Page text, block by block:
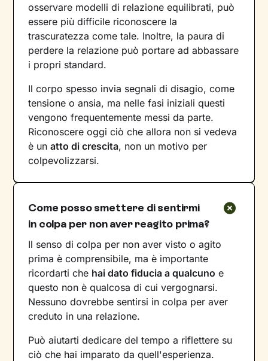
osservare modelli di relazione equilibrati, può
essere più difficile riconoscere la
trascuratezza come tale. Inoltre, la paura di
perdere la relazione può portare ad abbassare
i propri standard.
Il corpo spesso invia segnali di disagio, come
tensione o ansia, ma nelle fasi iniziali questi
vengono frequentemente messi da parte.
Riconoscere oggi ciò che allora non si vedeva
è unatto di crescita, non un motivo per
colpevolizzarsi.
Come posso smettere di sentirmi
in colpa per non aver reagito prima?
Il senso di colpa per non aver visto o agito
prima è comprensibile, ma è importante
ricordarti che hai dato fiducia a qualcuno e
questo non è qualcosa di cui vergognarsi.
Nessuno dovrebbe sentirsi in colpa per aver
creduto in una relazione.
Può aiutarti dedicare del tempo a riflettere su
ciò che hai imparato da quell'esperienza.